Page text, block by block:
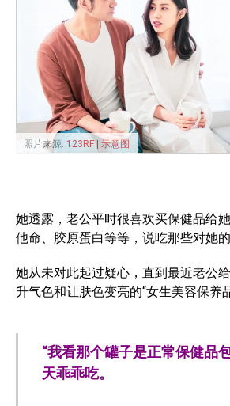
照片来源: 123RF | 示意图
她透露，老公平时很喜欢买保健品给
他命、胶原蛋白等等，说吃那些对她的
她从未对此起过疑心，直到最近老公
升气色和让肤色变亮的“女生美容保养品
“我看那个罐子是正常保健品
天乖乖吃。